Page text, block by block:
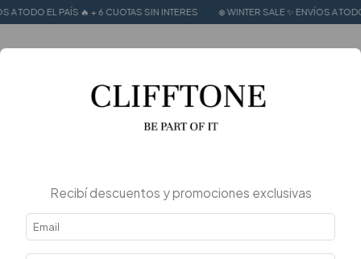
🔥 + 6 CUOTAS SIN INTERES ❄️ WINTER SALE ✨ ENVÍOS A TODO EL PAÍS 🔥 + 6
Recibí descuentos y promociones exclusivas